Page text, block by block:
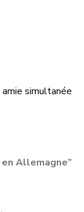
amie simultanée
en Allemagne”